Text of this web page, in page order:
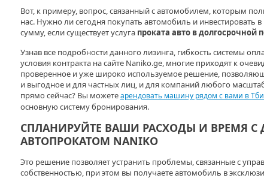
Вот, к примеру, вопрос, связанный с автомобилем, которым
нас. Нужно ли сегодня покупать автомобиль и инвестировать
сумму, если существует услуга проката авто в долгосрочной
Узнав все подробности данного лизинга, гибкость системы
условия контракта на сайте Naniko.ge, многие приходят к
проверенное и уже широко используемое решение,
и выгодное и для частных лиц, и для компаний любого
прямо сейчас? Вы можетеарендовать машину рядом с вами в
основную систему бронирования.
СПЛАНИРУЙТЕ ВАШИ РАСХОДЫ И ВРЕМЯ
АВТОПРОКАТОМ NANIKO
Это решение позволяет устранить проблемы, связанные с
собственностью, при этом вы получаете автомобиль в